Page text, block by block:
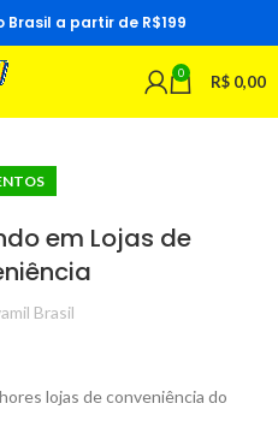
a partir de R$199
0 R$ 0,00
em Lojas de
Brasil
lojas de conveniência do